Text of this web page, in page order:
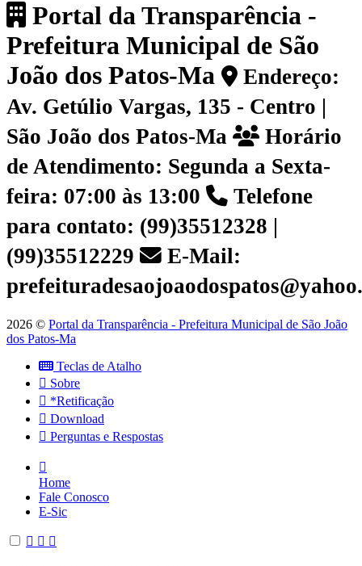
Portal da Transparência -
Prefeitura Municipal de São
João dos Patos-Ma
Endereço:
Av. Getúlio Vargas, 135 - Centro |
São João dos Patos-Ma
Horário
de Atendimento: Segunda a Sexta-
feira: 07:00 às 13:00
Telefone
para contato: (99)35512328 |
(99)35512229
E-Mail:
2026 © Portal da Transparência - Prefeitura Municipal de São João
dos Patos-Ma
Teclas de Atalho
Sobre
*Retificação
Download
Perguntas e Respostas
Home
Fale Conosco
E-Sic